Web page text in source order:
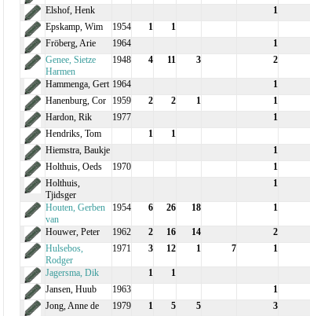
Elshof, Henk
1
Epskamp, Wim
1954 1 1
Fröberg, Arie
1964
1
Genee, Sietze
Harmen
1948 4 11 3 2
Hammenga, Gert 1964
1
Hanenburg, Cor
1959 2 2 1 1
Hardon, Rik
1977
1
Hendriks, Tom
1 1
Hiemstra, Baukje
1
Holthuis, Oeds
1970
1
Holthuis,
Tjidsger
1
Houten, Gerben
van
1954 6 26 18 1
Houwer, Peter 1962 2 16 14 2
Hulsebos,
Rodger
1971 3 12 1 7 1
Jagersma, Dik 1 1
Jansen, Huub
1963
1
Jong, Anne de
1979 1 5 5
3